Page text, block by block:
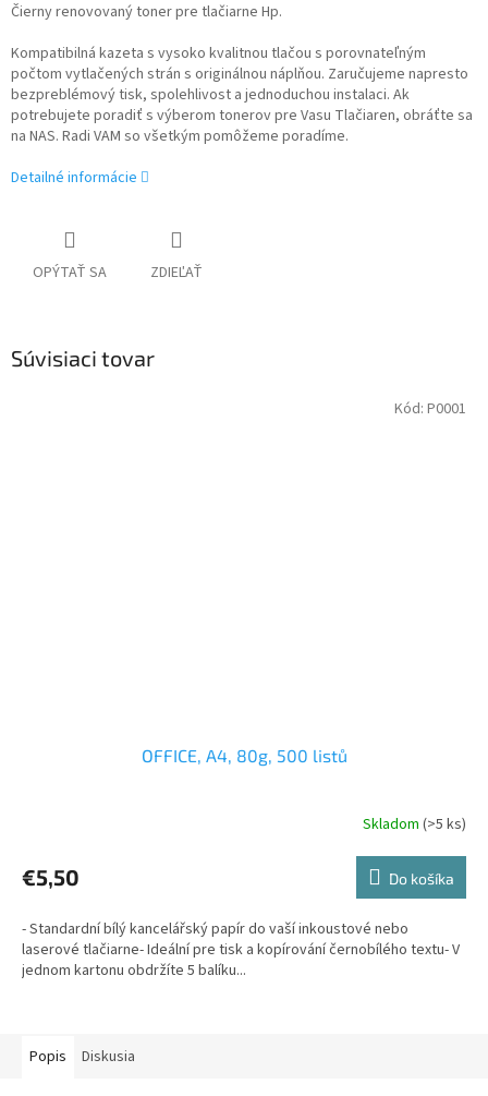
Čierny renovovaný toner pre tlačiarne Hp.
Kompatibilná kazeta s vysoko kvalitnou tlačou s porovnateľným
počtom vytlačených strán s originálnou náplňou. Zaručujeme napresto
bezpreblémový tisk, spolehlivost a jednoduchou instalaci. Ak
potrebujete poradiť s výberom tonerov pre Vasu Tlačiaren, obráťte sa
na NAS. Radi VAM so všetkým pomôžeme poradíme.
Detailné informácie
OPÝTAŤ SA ZDIEĽAŤ
Súvisiaci tovar
OFFICE, A4, 80g, 500 listů
Skladom (>5 ks)
€5,50 Do košíka
- Standardní bílý kancelářský papír do vaší inkoustové nebo
laserové tlačiarne- Ideální pre tisk a kopírování černobílého textu- V
jednom kartonu obdržíte 5 balíku...
Kód: P0001
Popis Diskusia